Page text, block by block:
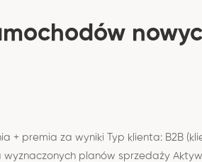
premia za wyniki Typ klienta: B2B
planów sprzedaży